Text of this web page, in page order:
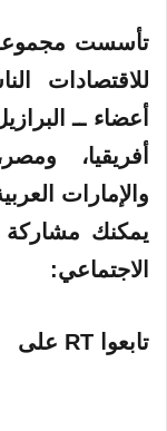
للاقتصادات
أعضاء ــ
أفريقيا،
والإمارات
يمكنك
الاجتماعي:
تابعوا RT على